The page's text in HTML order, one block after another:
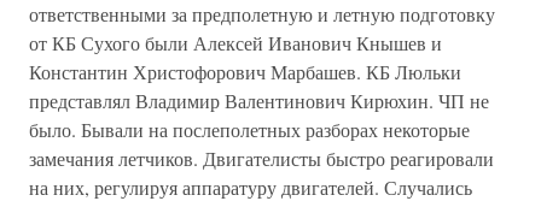
ответственными за предполетную и летную подготовку
от КБ Сухого были Алексей Иванович Кнышев и
Константин Христофорович Марбашев. КБ Люльки
представлял Владимир Валентинович Кирюхин. ЧП не
было. Бывали на послеполетных разборах некоторые
замечания летчиков. Двигателисты быстро реагировали
на них, регулируя аппаратуру двигателей. Случались